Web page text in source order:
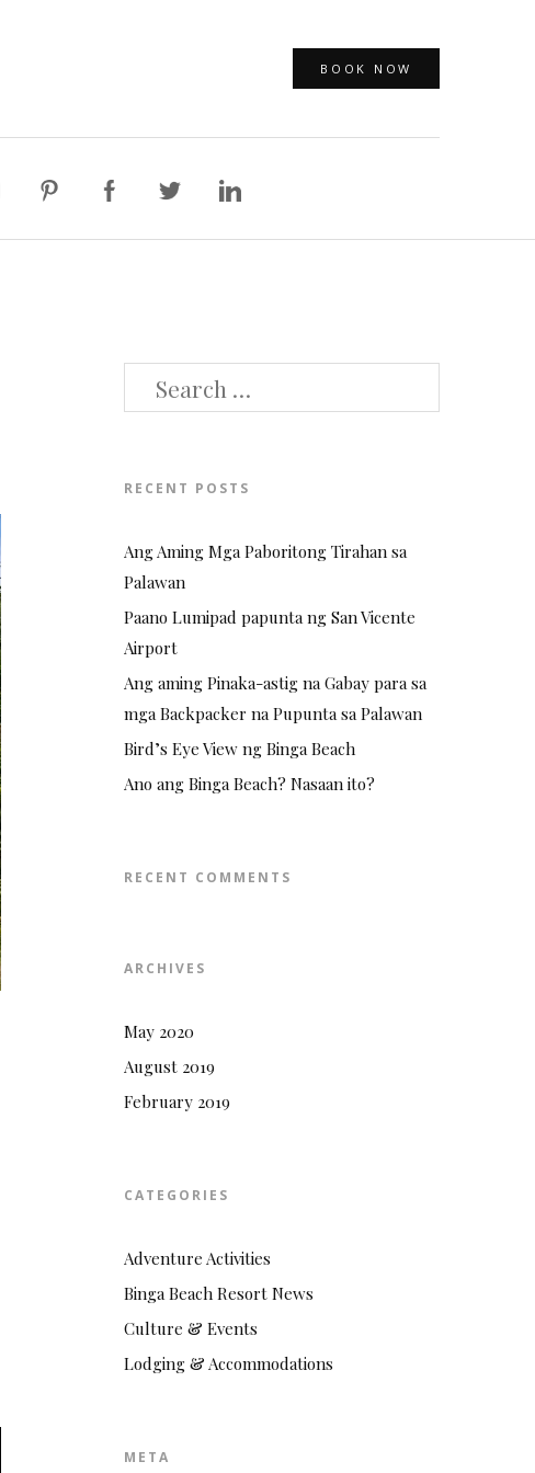
BOOK NOW
RECENT POSTS
Ang Aming Mga Paboritong Tirahan sa
Palawan
Paano Lumipad papunta ng San Vicente
Airport
Ang aming Pinaka-astig na Gabay para sa
mga Backpacker na Pupunta sa Palawan
Bird’s Eye View ng Binga Beach
Ano ang Binga Beach? Nasaan ito?
RECENT COMMENTS
ARCHIVES
May 2020
August 2019
February 2019
CATEGORIES
Adventure Activities
Binga Beach Resort News
Culture & Events
Lodging & Accommodations
META